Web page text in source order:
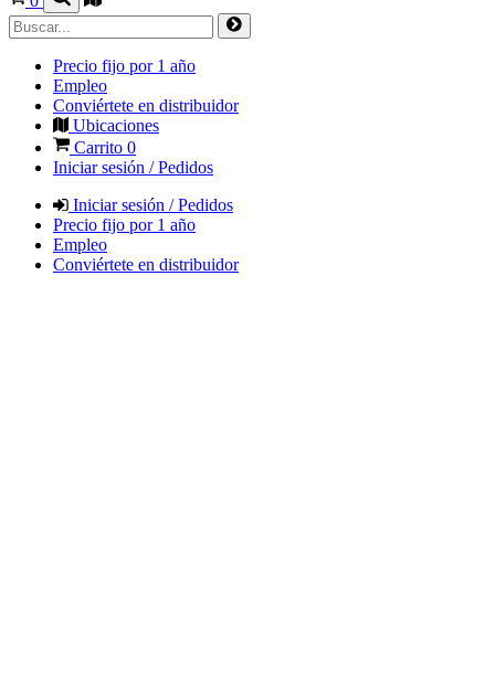
Precio fijo por 1 año
Empleo
Conviértete en distribuidor
Ubicaciones
Carrito 0
Iniciar sesión / Pedidos
Iniciar sesión / Pedidos
Precio fijo por 1 año
Empleo
Conviértete en distribuidor